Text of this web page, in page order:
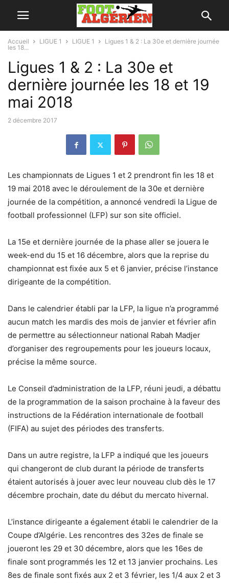
Accueil LIGUE 1 LIGUE 1
Ligues 1 & 2 : La 30e et dernière journée
les 18...
Ligues 1 & 2 : La 30e et
dernière journée les 18 et 19
mai 2018
2 décembre 2017
Les championnats de Ligues 1 et 2 prendront fin les 18 et
19 mai 2018 avec le déroulement de la 30e et dernière
journée de la compétition, a annoncé vendredi la Ligue de
football professionnel (LFP) sur son site officiel.
La 15e et dernière journée de la phase aller se jouera le
week-end du 15 et 16 décembre, alors que la reprise du
championnat est fixée aux 5 et 6 janvier, précise l’instance
dirigeante de la compétition.
Dans le calendrier établi par la LFP, la ligue n’a programmé
aucun match les mardis des mois de janvier et février afin
de permettre au sélectionneur national Rabah Madjer
d’organiser des regroupements pour les joueurs locaux,
précise la même source.
Le Conseil d’administration de la LFP, réuni jeudi, a débattu
de la programmation de la saison prochaine à la faveur des
instructions de la Fédération internationale de football
(FIFA) au sujet des périodes des transferts.
Dans un autre registre, la LFP a indiqué que les joueurs
qui changeront de club durant la période de transferts
étaient autorisés à jouer avec leur nouveau club dès le 17
décembre prochain, date du début du mercato hivernal.
L’instance dirigeante a également établi le calendrier de la
Coupe d’Algérie. Les rencontres des 32es de finale se
joueront les 29 et 30 décembre, alors que les 16es de
finale sont programmés les 12 et 13 janvier prochains. Les
8es de finale sont fixés aux 2 et 3 février, les 1/4 aux 2 et 3